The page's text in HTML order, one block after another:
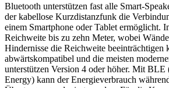
Bluetooth unterstützen fast alle Smart-
der kabellose Kurzdistanzfunk die
einem Smartphone oder Tablet ermöglicht.
Reichweite bis zu zehn Meter, wobei
Hindernisse die Reichweite beeinträchtigen
abwärtskompatibel und die meisten
unterstützen Version 4 oder höher. Mit
Energy) kann der Energieverbrauch